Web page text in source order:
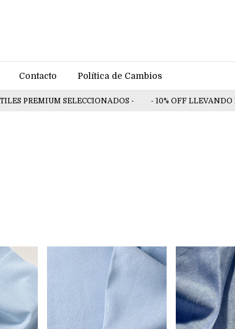
Contacto Política de Cambios
PREMIUM SELECCIONADOS - - 10% OFF LLEVANDO 10